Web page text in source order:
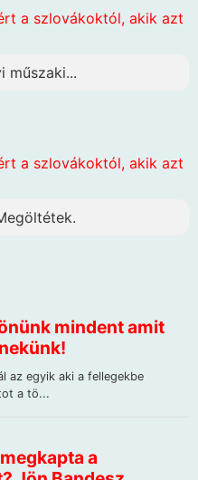
a szlovákoktól, akik azt
műszaki...
a szlovákoktól, akik azt